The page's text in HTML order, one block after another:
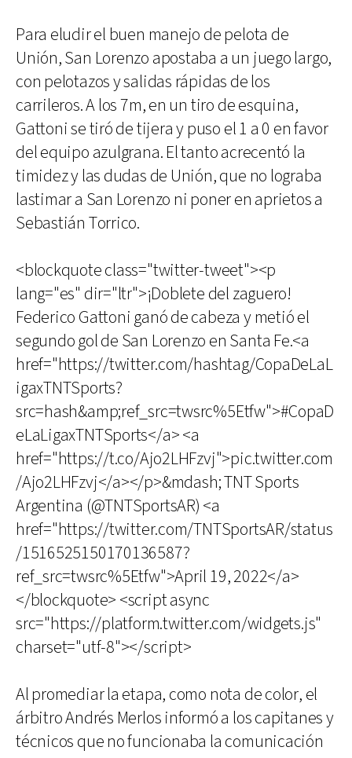
Para eludir el buen manejo de pelota de
Unión, San Lorenzo apostaba a un juego largo,
con pelotazos y salidas rápidas de los
carrileros. A los 7m, en un tiro de esquina,
Gattoni se tiró de tijera y puso el 1 a 0 en favor
del equipo azulgrana. El tanto acrecentó la
timidez y las dudas de Unión, que no lograba
lastimar a San Lorenzo ni poner en aprietos a
Sebastián Torrico.
<blockquote class="twitter-tweet"><p
lang="es" dir="ltr">¡Doblete del zaguero!
Federico Gattoni ganó de cabeza y metió el
segundo gol de San Lorenzo en Santa Fe.<a
href="https://twitter.com/hashtag/CopaDeLaL
igaxTNTSports?
src=hash&amp;ref_src=twsrc%5Etfw">#CopaD
eLaLigaxTNTSports</a> <a
href="https://t.co/Ajo2LHFzvj">pic.twitter.com
/Ajo2LHFzvj</a></p>&mdash; TNT Sports
Argentina (@TNTSportsAR) <a
href="https://twitter.com/TNTSportsAR/status
/1516525150170136587?
ref_src=twsrc%5Etfw">April 19, 2022</a>
</blockquote> <script async
src="https://platform.twitter.com/widgets.js"
charset="utf-8"></script>
Al promediar la etapa, como nota de color, el
árbitro Andrés Merlos informó a los capitanes y
técnicos que no funcionaba la comunicación